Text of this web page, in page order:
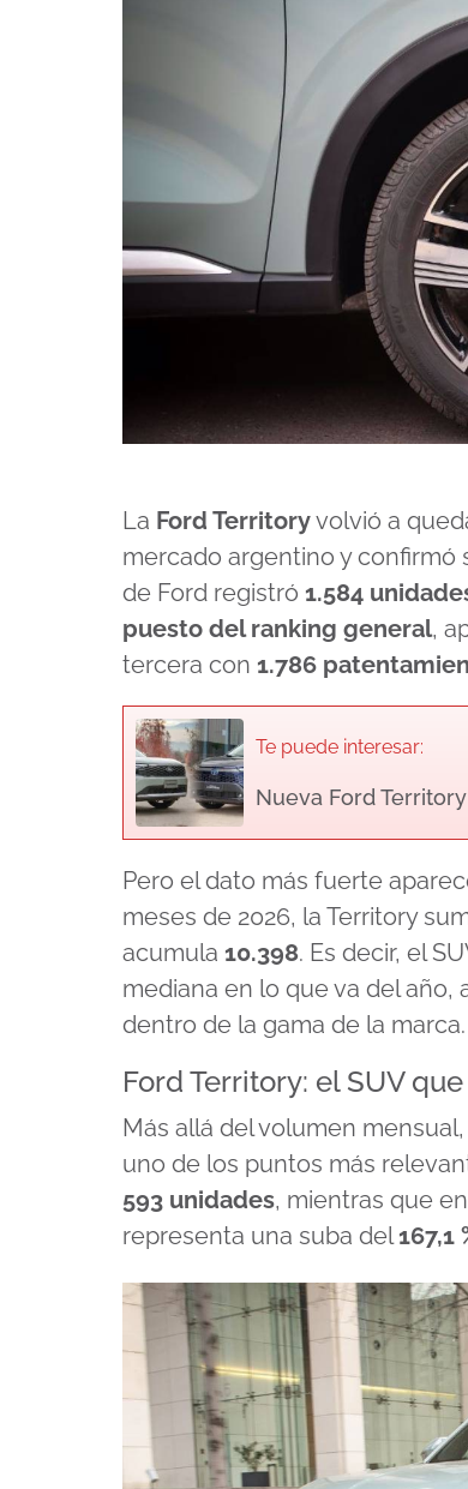
La Ford Territoryvolvió a
mercado argentino y confirmó
de Ford registró 1.584
puesto del ranking general,
tercera con 1.786
Te puede interesar:
Nueva Ford
Pero el dato más fuerte
meses de 2026, la Territory
acumula 10.398. Es decir, el
mediana en lo que va del
dentro de la gama de la marca.
Ford Territory: el SUV
Más allá del volumen
uno de los puntos más
593 unidades, mientras que
representa una suba del167,1